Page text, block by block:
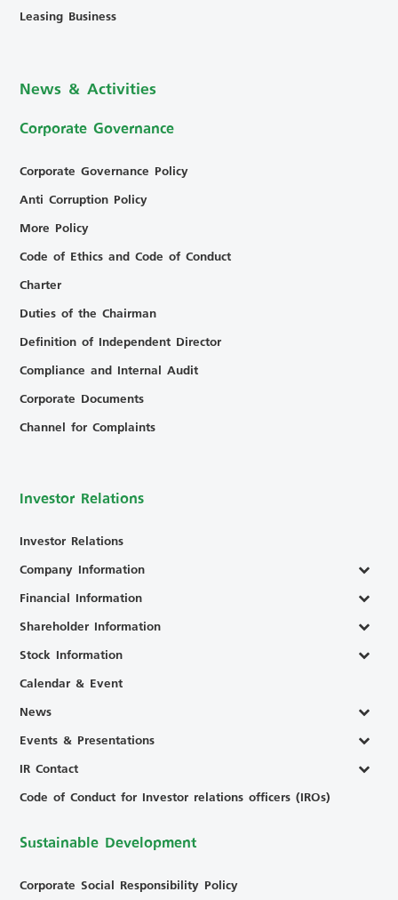
Leasing Business
News & Activities
Corporate Governance
Corporate Governance Policy
Anti Corruption Policy
More Policy
Code of Ethics and Code of Conduct
Charter
Duties of the Chairman
Definition of Independent Director
Compliance and Internal Audit
Corporate Documents
Channel for Complaints
Investor Relations
Investor Relations
Company Information
Financial Information
Shareholder Information
Stock Information
Calendar & Event
News
Events & Presentations
IR Contact
Code of Conduct for Investor relations officers (IROs)
Sustainable Development
Corporate Social Responsibility Policy